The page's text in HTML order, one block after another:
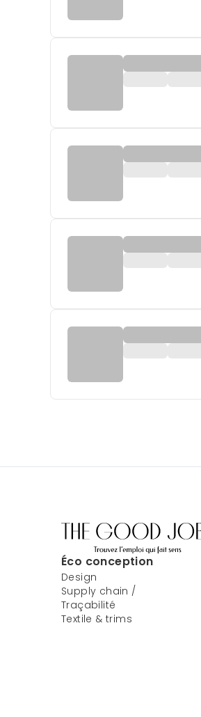
Éco conception
Design
Supply chain /
Traçabilité
Textile & trims